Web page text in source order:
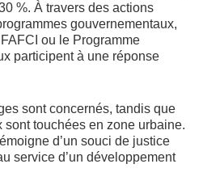
%. À travers des actions
gouvernementaux,
ou le Programme
participent à une réponse
sont concernés, tandis que
touchées en zone urbaine.
d’un souci de justice
service d’un développement